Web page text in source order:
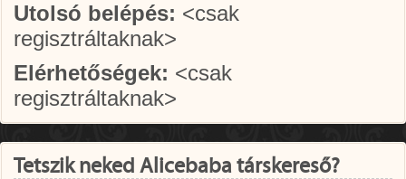
Utolsó belépés: <csak
regisztráltaknak>
Elérhetőségek: <csak
regisztráltaknak>
Tetszik neked Alicebaba társkereső?